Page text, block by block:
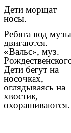
Дети морщат
носы.
Ребята под
двигаются.
«Вальс», муз.
Дети бегут на
носочках,
оглядываясь на
хвостик,
охорашиваются.